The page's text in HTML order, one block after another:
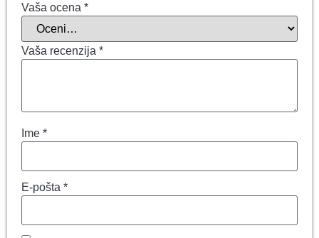
Vaša ocena *
Vaša recenzija *
Ime *
E-pošta *